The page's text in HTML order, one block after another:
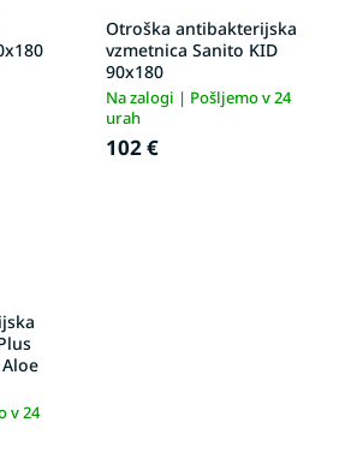
Otroška antibakterijska
vzmetnica Sanito KID
90x180
Na zalogi | Pošljemo v 24
urah
102 €
v 24